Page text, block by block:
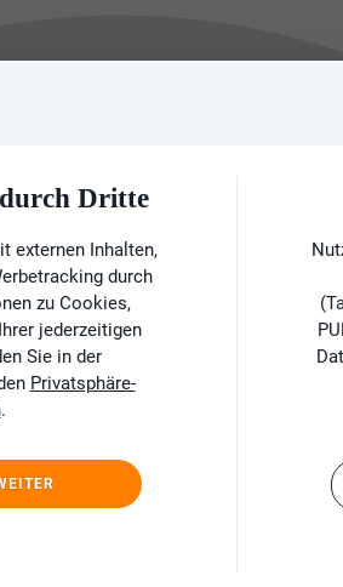
Dritte
externen Inhalten,
durch
zu Cookies,
jederzeitigen
Sie in der
Privatsphäre-
.